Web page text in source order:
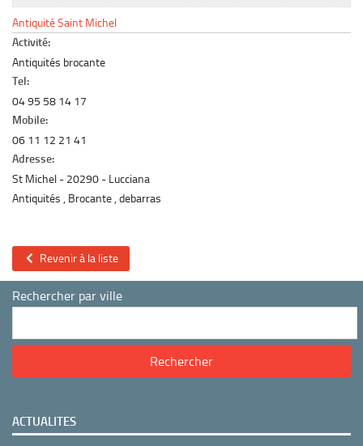
Le marché du mobilier d’occasion
Insertion Annuaire
Contact
Antiquité Saint Michel
Activité:
Antiquités brocante
Tel:
04 95 58 14 17
Mobile:
06 11 12 21 41
Adresse:
St Michel 20290
Lucciana
Antiquités , Brocante , debarras
Revenir à la liste
Rechercher par ville
ACTUALITES